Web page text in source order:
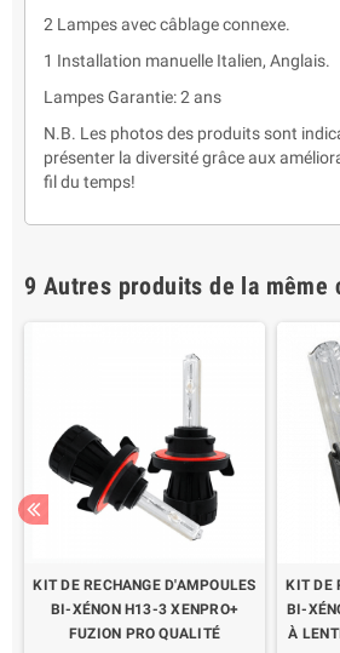
2 Lampes avec câblage connexe.
1 Installation manuelle Italien, Anglais.
Lampes Garantie: 2 ans
N.B. Les photos des produits sont
présenter la diversité grâce aux
fil du temps!
9 Autres produits de la même
KIT DE RECHANGE D'AMPOULES
BI-XÉNON H13-3 XENPRO+
FUZION PRO QUALITÉ
KIT DE
BI-
À